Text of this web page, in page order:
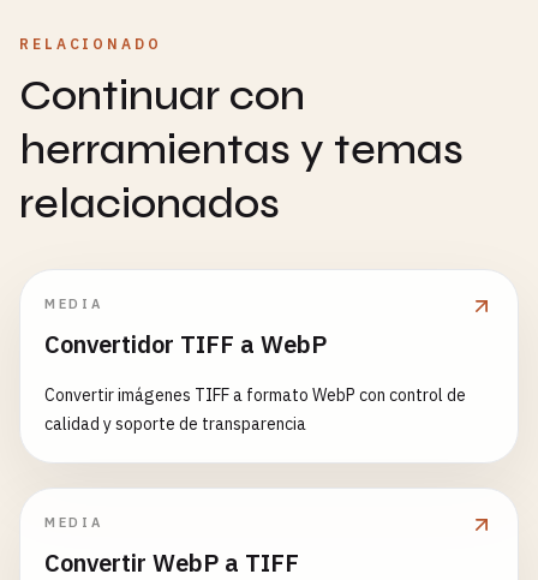
RELACIONADO
Continuar con
herramientas y temas
relacionados
MEDIA
Convertidor TIFF a WebP
Convertir imágenes TIFF a formato WebP con control de
calidad y soporte de transparencia
MEDIA
Convertir WebP a TIFF